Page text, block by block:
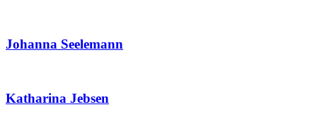
Johanna Seelemann
Katharina Jebsen